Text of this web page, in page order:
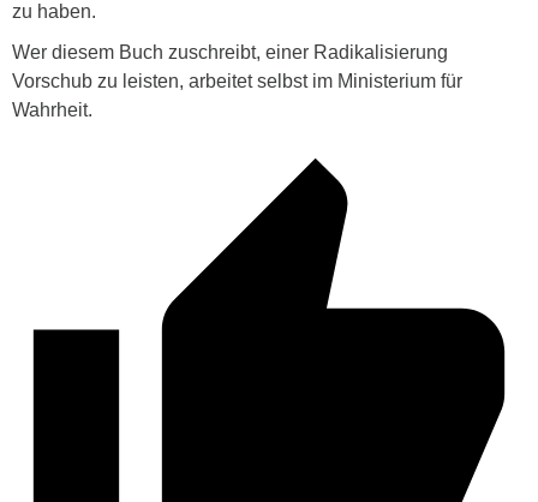
zu haben.
Wer diesem Buch zuschreibt, einer Radikalisierung
Vorschub zu leisten, arbeitet selbst im Ministerium für
Wahrheit.